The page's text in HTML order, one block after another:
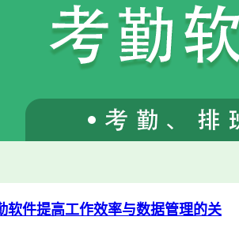
软件提高工作效率与数据管理的关